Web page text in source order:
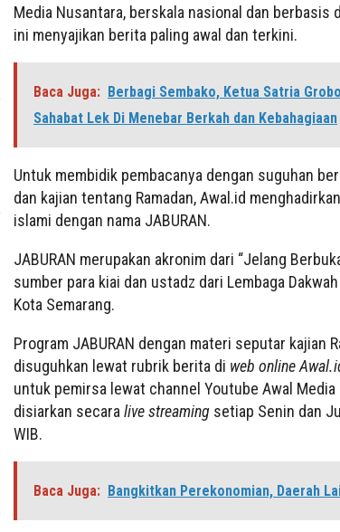
Media Nusantara, berskala nasional dan berbasis
ini menyajikan berita paling awal dan terkini.
Baca Juga: Berbagi Sembako, Ketua Satria
Sahabat Lek Di Menebar Berkah dan Kebahagiaan
Untuk membidik pembacanya dengan suguhan
dan kajian tentang Ramadan, Awal.id
islami dengan nama JABURAN.
JABURAN merupakan akronim dari “Jelang
sumber para kiai dan ustadz dari Lembaga
Kota Semarang.
Program JABURAN dengan materi seputar kajian
disuguhkan lewat rubrik berita di web online
untuk pemirsa lewat channel Youtube Awal Media
disiarkan secara live streaming setiap Senin dan
WIB.
Baca Juga: Bangkitkan Perekonomian, Daerah